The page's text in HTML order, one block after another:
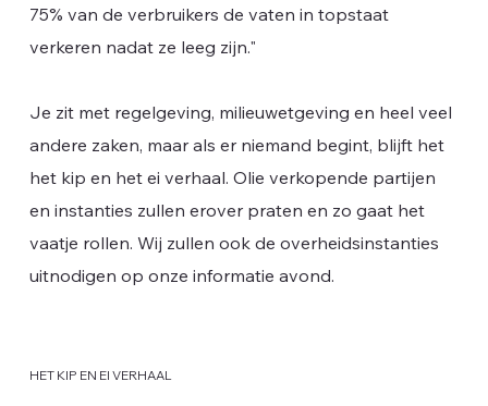
75% van de verbruikers de vaten in topstaat
verkeren nadat ze leeg zijn."
Je zit met regelgeving, milieuwetgeving en heel veel
andere zaken, maar als er niemand begint, blijft het
het kip en het ei verhaal. Olie verkopende partijen
en instanties zullen erover praten en zo gaat het
vaatje rollen. Wij zullen ook de overheidsinstanties
uitnodigen op onze informatie avond.
HET KIP EN EI VERHAAL